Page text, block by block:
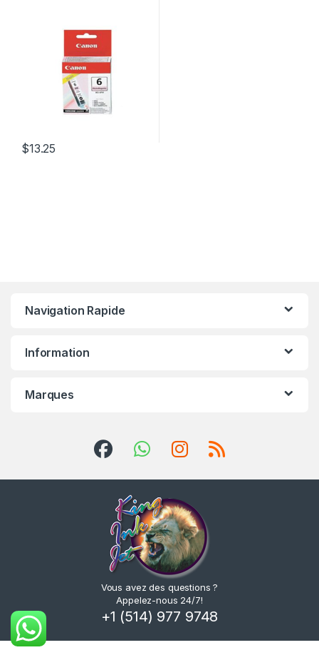
$13.25
Navigation Rapide
Information
Marques
Vous avez des questions ?
Appelez-nous 24/7!
+1 (514) 977 9748